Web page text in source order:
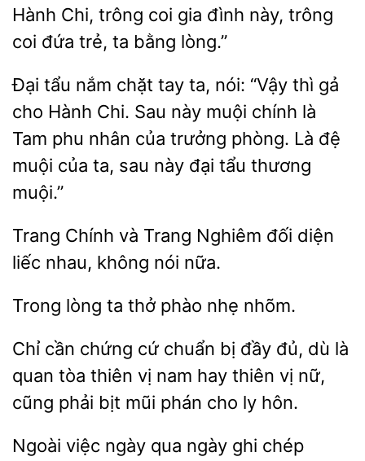
Chi, trông coi gia đình này, trông
coi
trẻ, ta bằng
Đại tẩu nắm chặt tay ta,
“Vậy thì gả
cho Hành Chi. Sau này
chính là
Tam phu nhân của trưởng phòng. Là đệ
muội
ta, sau này đại tẩu thương
muội.”
Trang và Trang Nghiêm
diện
liếc
không nói nữa.
lòng ta thở nhõm.
Chỉ cần chứng cứ chuẩn bị đầy đủ,
là
quan tòa thiên vị
hay thiên vị nữ,
cũng phải bịt mũi phán cho
hôn.
Ngoài việc ngày
ngày ghi chép